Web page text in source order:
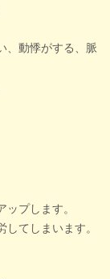
、動悸がする、脈
プします。
てしまいます。